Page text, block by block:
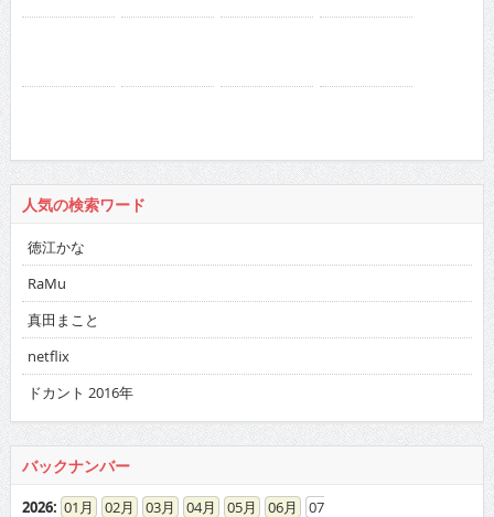
人気の検索ワード
徳江かな
RaMu
真田まこと
netflix
ドカント 2016年
バックナンバー
2026 : 01
08
09 10 11
12